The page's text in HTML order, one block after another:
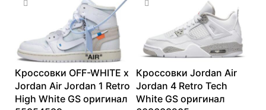
Кроссовки OFF-WHITE x
Jordan Air Jordan 1 Retro
High White GS оригинал
Кроссовки Jordan Air
Jordan 4 Retro Tech
White GS оригинал